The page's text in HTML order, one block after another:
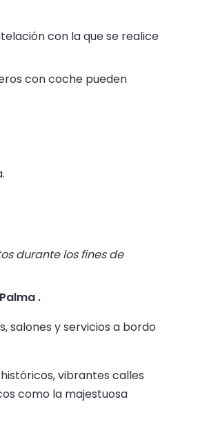
con la que se realice
con coche pueden
durante los fines de
.
salones y servicios a bordo
vibrantes calles
como la majestuosa